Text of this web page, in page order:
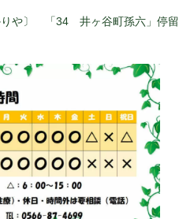
りや〕 「34 井ヶ谷町孫六」停留